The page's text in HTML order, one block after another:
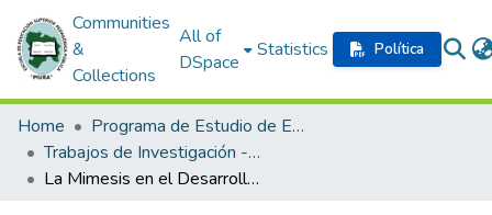
Communities
&
Collections
All of
DSpace
Statistics Política
Home
Programa de Estudio de Educación Inicial
Trabajos de Investigación - Formación Inicial Docente
La Mimesis en el Desarrollo Social en EducaciónInicial